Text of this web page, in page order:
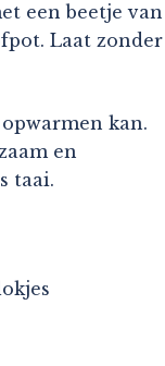
een beetje van
Laat zonder
kan.
en
taai.